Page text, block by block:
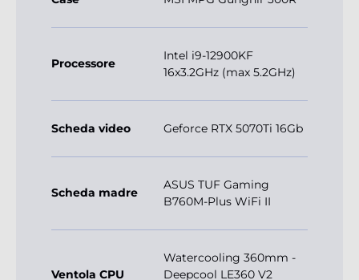
Processore
Intel i9-12900KF
16x3.2GHz (max 5.2GHz)
Scheda video Geforce RTX 5070Ti 16Gb
Scheda madre
ASUS TUF Gaming
B760M-Plus WiFi II
Ventola CPU
Watercooling 360mm -
Deepcool LE360 V2